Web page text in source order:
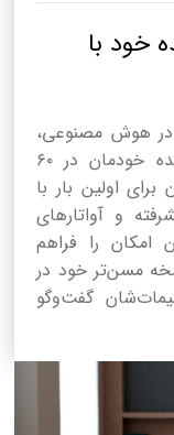
خود با
هوش مصنوعی،
حالا می‌توانیم با نسخه آینده خودمان در ۶۰
اولین بار با
و آواتارهای
امکان را فراهم
مسن‌تر خود در
گفت‌وگو